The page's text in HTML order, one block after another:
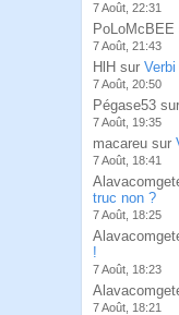
7 Août, 22:31
PoLoMcBEE
7 Août, 21:43
HlH sur
7 Août, 20:50
Pégase53 sur
7 Août, 19:35
macareu sur
7 Août, 18:41
truc non ?
7 Août, 18:25
!
7 Août, 18:23
7 Août, 18:21